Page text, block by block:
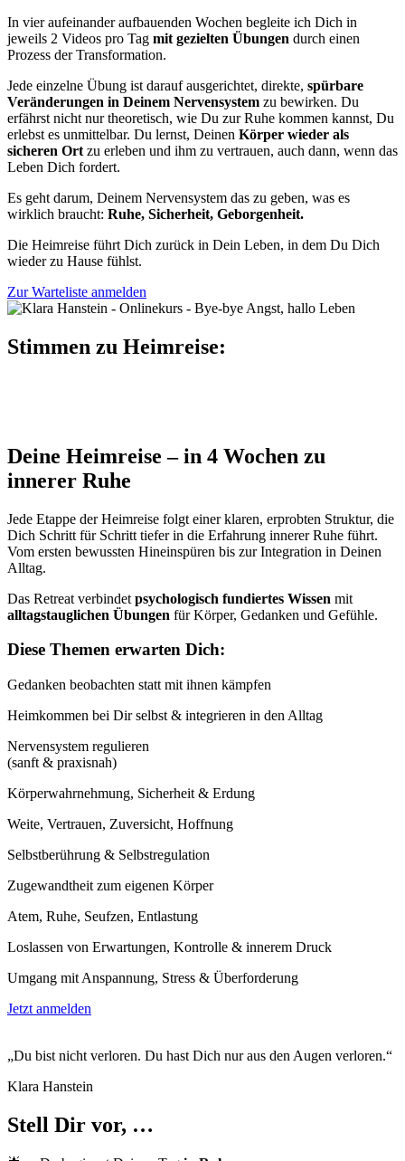
In vier aufeinander aufbauenden Wochen begleite ich Dich in
jeweils 2 Videos pro Tag mit gezielten Übungen durch einen
Prozess der Transformation.
Jede einzelne Übung ist darauf ausgerichtet, direkte, spürbare
Veränderungen in Deinem Nervensystem zu bewirken. Du
erfährst nicht nur theoretisch, wie Du zur Ruhe kommen kannst, Du
erlebst es unmittelbar. Du lernst, Deinen Körper wieder als
sicheren Ort zu erleben und ihm zu vertrauen, auch dann, wenn das
Leben Dich fordert.
Es geht darum, Deinem Nervensystem das zu geben, was es
wirklich braucht: Ruhe, Sicherheit, Geborgenheit.
Die Heimreise führt Dich zurück in Dein Leben, in dem Du Dich
wieder zu Hause fühlst.
Zur Warteliste anmelden
Stimmen zu Heimreise:
Deine Heimreise – in 4 Wochen zu
innerer Ruhe
Jede Etappe der Heimreise folgt einer klaren, erprobten Struktur, die
Dich Schritt für Schritt tiefer in die Erfahrung innerer Ruhe führt.
Vom ersten bewussten Hineinspüren bis zur Integration in Deinen
Alltag.
Das Retreat verbindet psychologisch fundiertes Wissen mit
alltagstauglichen Übungen für Körper, Gedanken und Gefühle.
Diese Themen erwarten Dich:
Gedanken beobachten statt mit ihnen kämpfen
Heimkommen bei Dir selbst & integrieren in den Alltag
Nervensystem regulieren
(sanft & praxisnah)
Körperwahrnehmung, Sicherheit & Erdung
Weite, Vertrauen, Zuversicht, Hoffnung
Selbstberührung & Selbstregulation
Zugewandtheit zum eigenen Körper
Atem, Ruhe, Seufzen, Entlastung
Loslassen von Erwartungen, Kontrolle & innerem Druck
Umgang mit Anspannung, Stress & Überforderung
Jetzt anmelden
„Du bist nicht verloren. Du hast Dich nur aus den Augen verloren.“
Klara Hanstein
Stell Dir vor, …